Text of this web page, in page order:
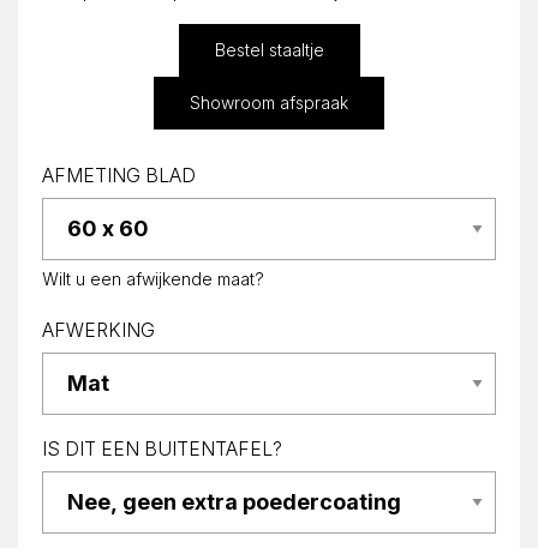
Bestel staaltje
Showroom afspraak
AFMETING BLAD
Wilt u een afwijkende maat?
AFWERKING
IS DIT EEN BUITENTAFEL?